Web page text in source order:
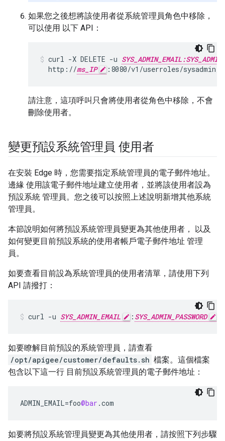
如果您之後想將該使用者從系統管理員角色中移除，
可以使用 以下 API：
curl -X DELETE -u
  http://
ms_IP :8080/v1/userroles/sysadmin/
請注意，這項呼叫只會將使用者從角色中移除，不會
刪除使用者。
變更預設系統管理員 使用者
在安裝 Edge 時，您需要指定系統管理員的電子郵件地址。
邊緣 使用該電子郵件地址建立使用者，並將該使用者設為
預設系統 管理員。您之後可以按照上述說明新增其他系統
管理員。
本節說明如何將預設系統管理員變更為其他使用者， 以及
如何變更目前預設系統的使用者帳戶電子郵件地址 管理
員。
如要查看目前設為系統管理員的使用者清單，請使用下列
API 請撥打：
curl -u SYS_ADMIN_EMAIL : SYS_ADMIN_PASSWORD
如要瞭解目前預設的系統管理員，請查看
/opt/apigee/customer/defaults.sh 檔案。這個檔案
包含以下這一行 目前預設系統管理員的電子郵件地址：
ADMIN_EMAIL=foo@bar .com
如要將預設系統管理員變更為其他使用者，請按照下列步驟